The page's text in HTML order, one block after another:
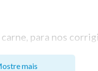
para nos
Pai dos espíritos, e
mais